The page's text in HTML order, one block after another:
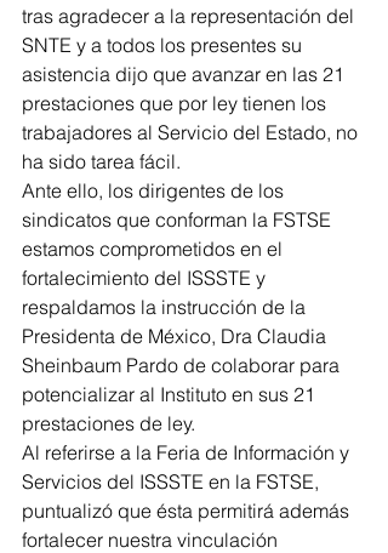
tras agradecer a la representación del
SNTE y a todos los presentes su
asistencia dijo que avanzar en las 21
prestaciones que por ley tienen los
trabajadores al Servicio del Estado, no
ha sido tarea fácil.
Ante ello, los dirigentes de los
sindicatos que conforman la FSTSE
estamos comprometidos en el
fortalecimiento del ISSSTE y
respaldamos la instrucción de la
Presidenta de México, Dra Claudia
Sheinbaum Pardo de colaborar para
potencializar al Instituto en sus 21
prestaciones de ley.
Al referirse a la Feria de Información y
Servicios del ISSSTE en la FSTSE,
puntualizó que ésta permitirá además
fortalecer nuestra vinculación